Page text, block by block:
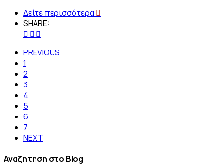
Δείτε περισσότερα
SHARE:
PREVIOUS
1
2
3
4
5
6
7
NEXT
Αναζητηση στο Blog